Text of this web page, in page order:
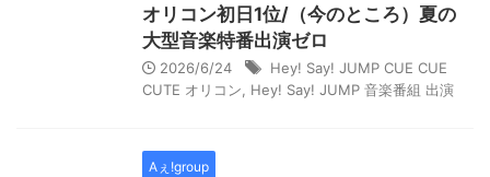
オリコン初日1位/（今のところ）夏の
大型音楽特番出演ゼロ
2026/6/24
Hey! Say! JUMP CUE CUE
CUTE オリコン
Hey! Say! JUMP 音楽番組 出演
Aぇ!group